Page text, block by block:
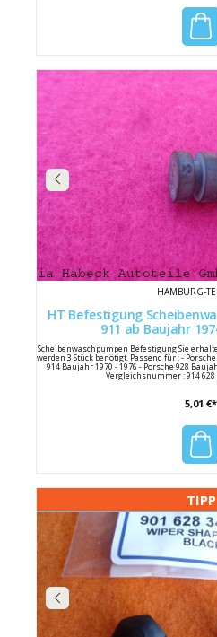
HAMBURG-
HT Befestigung
Scheibenwaschpumpen Befestigung Sie
werden 3 Stück benötigt. Passend für : -
914 Baujahr 1970 - 1976 - Porsche 928
Vergleichsnummer : 914 628
5,01 €*
TIPP